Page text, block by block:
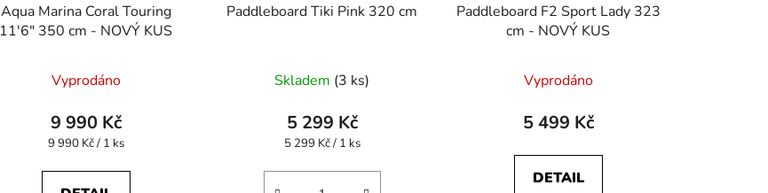
Aqua Marina Coral Touring
11'6" 350 cm - NOVÝ KUS
Vyprodáno
9 990 Kč
Měrná
9 990 Kč / 1 ks
Paddleboard Tiki Pink 320 cm
Skladem (3 ks)
5 299 Kč
Měrná
5 299 Kč / 1 ks
Paddleboard F2 Sport Lady 323
cm - NOVÝ KUS
Vyprodáno
5 499 Kč
DETAIL